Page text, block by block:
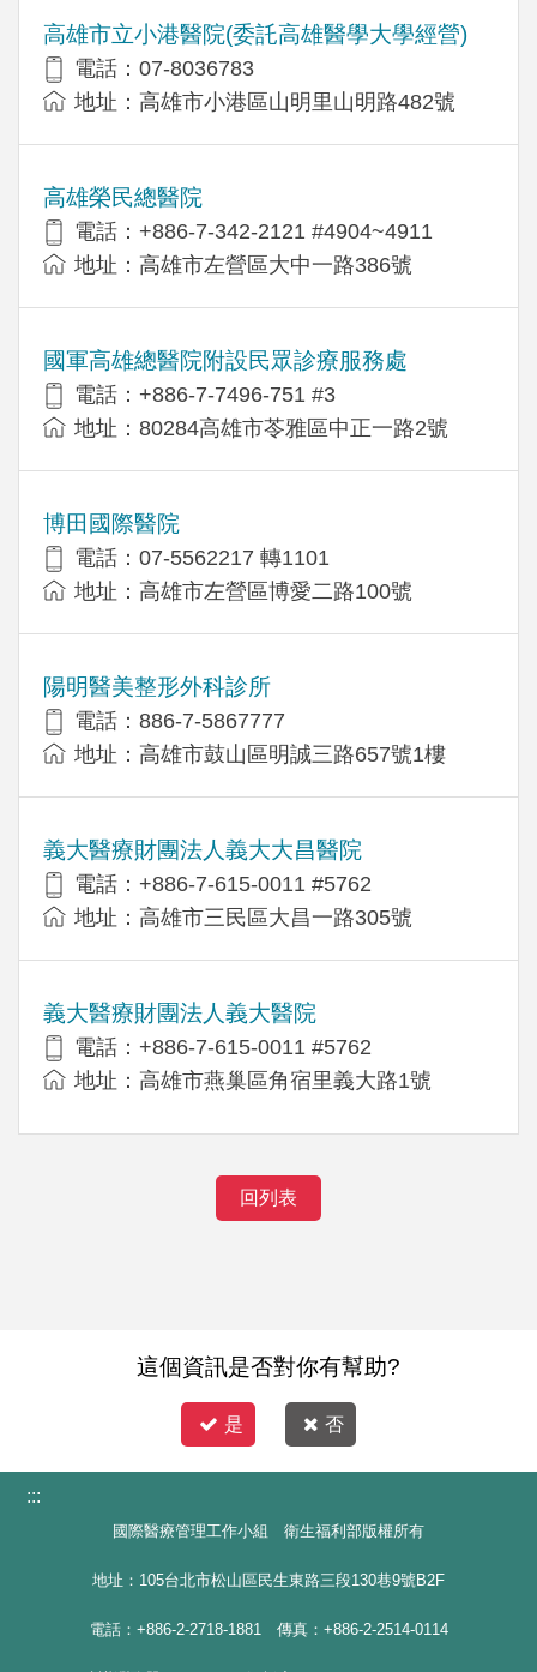
高雄市立小港醫院(委託高雄醫學大學經營)
電話：07-8036783
地址：高雄市小港區山明里山明路482號
高雄榮民總醫院
電話：+886-7-342-2121 #4904~4911
地址：高雄市左營區大中一路386號
國軍高雄總醫院附設民眾診療服務處
電話：+886-7-7496-751 #3
地址：80284高雄市苓雅區中正一路2號
博田國際醫院
電話：07-5562217 轉1101
地址：高雄市左營區博愛二路100號
陽明醫美整形外科診所
電話：886-7-5867777
地址：高雄市鼓山區明誠三路657號1樓
義大醫療財團法人義大大昌醫院
電話：+886-7-615-0011 #5762
地址：高雄市三民區大昌一路305號
義大醫療財團法人義大醫院
電話：+886-7-615-0011 #5762
地址：高雄市燕巢區角宿里義大路1號
回列表
這個資訊是否對你有幫助?
是 否
:::
國際醫療管理工作小組 衛生福利部版權所有
地址：105台北市松山區民生東路三段130巷9號B2F
電話：+886-2-2718-1881 傳真：+886-2-2514-0114